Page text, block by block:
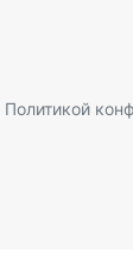
Политикой